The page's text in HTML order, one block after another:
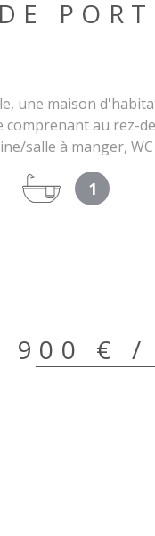
PORT
une maison
au rez-
salle à manger, WC
une salle d'eau,
1 : un lit de 160,
lits de 90
de 80. Garage ;
l'année. Linge de
1
900 € /